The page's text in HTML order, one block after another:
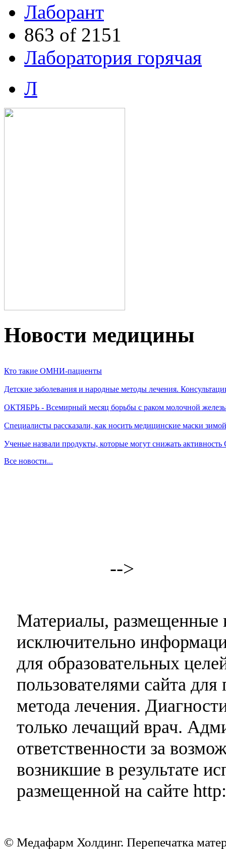
Лаборант
863 of 2151
Лаборатория горячая
Л
Новости медицины
Кто такие ОМНИ-пациенты
Детские заболевания и народные методы лечения.
ОКТЯБРЬ - Всемирный месяц борьбы с раком молочной
Специалисты рассказали, как носить медицинские маски зимой
Ученые назвали продукты, которые могут снижать
Все новости...
-->
Материалы, размещенные
исключительно
для образовательных
пользователями сайта
метода лечения.
только лечащий врач.
ответственности за
возникшие в результате
размещенной на сайте
© Медафарм Холдинг. Перепечатка